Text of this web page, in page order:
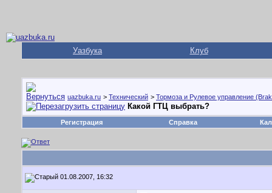
Уазбука Клуб
uazbuka.ru > Технический > Тормоза и Рулевое управление
Какой ГТЦ выбрать?
Регистрация Справка
01.08.2007, 16:32